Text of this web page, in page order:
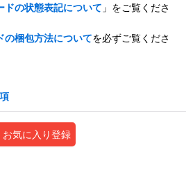
ドの状態表記について 」をご覧くださ
の梱包方法についてを必ずご覧くださ
お気に入り登録